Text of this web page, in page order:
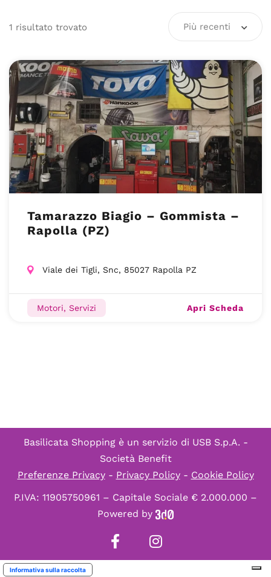
1 risultato trovato Più recenti
Tamarazzo Biagio – Gommista –
Rapolla (PZ)
Viale dei Tigli, Snc, 85027 Rapolla PZ
Motori, Servizi Apri Scheda
Basilicata Shopping è un servizio di USB S.p.A. -
Società Benefit
Preferenze Privacy- Privacy Policy- Cookie Policy
P.IVA: 11905750961 – Capitale Sociale € 2.000.000 –
Powered by
Informativa sulla raccolta